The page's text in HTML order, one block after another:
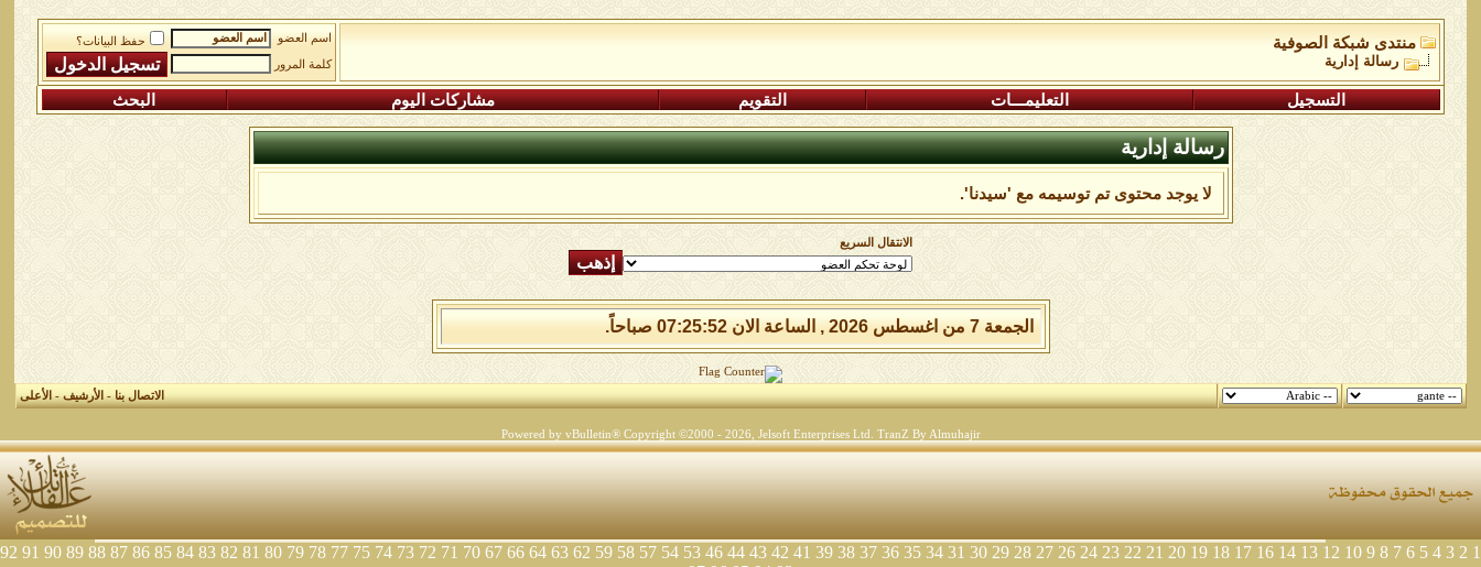
منتدى شبكة الصوفية
رسالة إدارية
اسم العضو
حفظ البيانات؟
كلمة المرور
التسجيل التعليمـــات التقويم مشاركات اليوم البحث
رسالة إدارية
لا يوجد محتوى تم توسيمه مع 'سيدنا'.
الانتقال السريع
الجمعة 7 من اغسطس 2026 , الساعة الان 07:25:52 صباحاً.
الاتصال بنا-الأرشيف-الأعلى
Powered by vBulletin® Copyright ©2000 - 2026, Jelsoft Enterprises Ltd. TranZ By Almuhajir
1
2
3
4
5
6
7
8
9
10
12
13
14
16
17
18
19
20
21
22
23
24
26
27
28
29
30
31
34
35
36
37
38
39
41
42
43
44
46
53
54
57
58
59
62
63
64
66
67
70
71
72
73
74
75
77
78
79
80
81
82
83
84
85
86
87
88
89
90
91
92